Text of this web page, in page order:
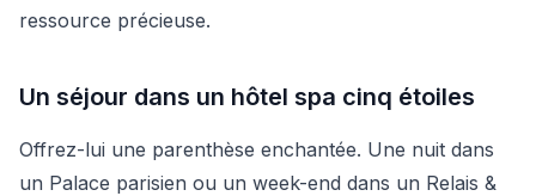
ressource précieuse.
Un séjour dans un hôtel spa cinq étoiles
Offrez-lui une parenthèse enchantée. Une nuit dans
un Palace parisien ou un week-end dans un Relais &